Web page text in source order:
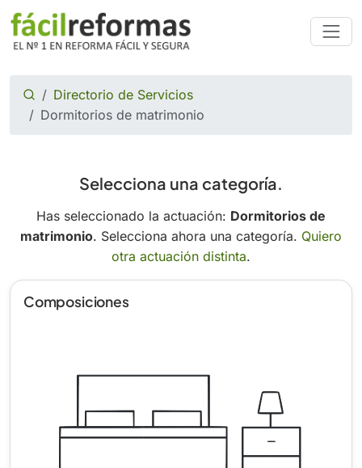
Directorio de Servicios
Dormitorios de matrimonio
Selecciona una categoría.
Has seleccionado la actuación: Dormitorios de
matrimonio. Selecciona ahora una categoría. Quiero
otra actuación distinta.
Composiciones